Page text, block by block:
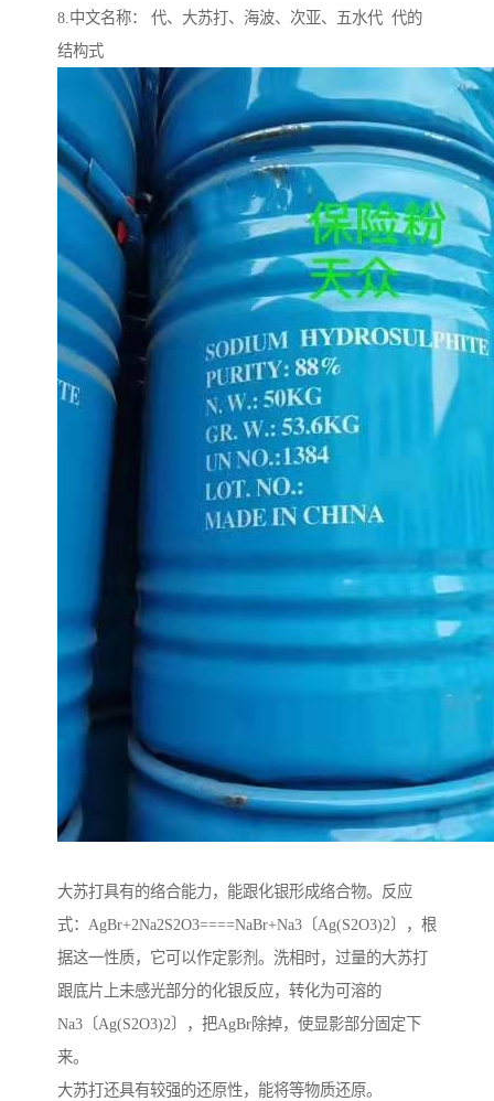
8.中文名称： 代、大苏打、海波、次亚、五水代 代的
结构式
大苏打具有的络合能力，能跟化银形成络合物。反应
式：AgBr+2Na2S2O3====NaBr+Na3〔Ag(S2O3)2〕，根
据这一性质，它可以作定影剂。洗相时，过量的大苏打
跟底片上未感光部分的化银反应，转化为可溶的
Na3〔Ag(S2O3)2〕，把AgBr除掉，使显影部分固定下
来。
大苏打还具有较强的还原性，能将等物质还原。